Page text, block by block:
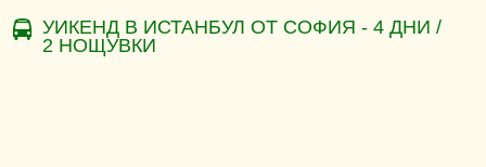
УИКЕНД В ИСТАНБУЛ ОТ СОФИЯ - 4 ДНИ /
2 НОЩУВКИ